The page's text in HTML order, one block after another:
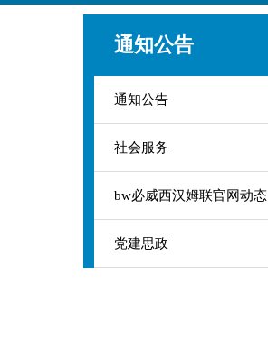
通知公告
通知公告
社会服务
bw必威西汉姆联官网动态
党建思政